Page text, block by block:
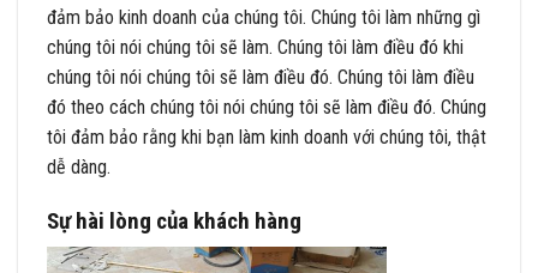
đảm bảo kinh doanh của chúng tôi. Chúng tôi làm những gì
chúng tôi nói chúng tôi sẽ làm. Chúng tôi làm điều đó khi
chúng tôi nói chúng tôi sẽ làm điều đó. Chúng tôi làm điều
đó theo cách chúng tôi nói chúng tôi sẽ làm điều đó. Chúng
tôi đảm bảo rằng khi bạn làm kinh doanh với chúng tôi, thật
dễ dàng.
Sự hài lòng của khách hàng